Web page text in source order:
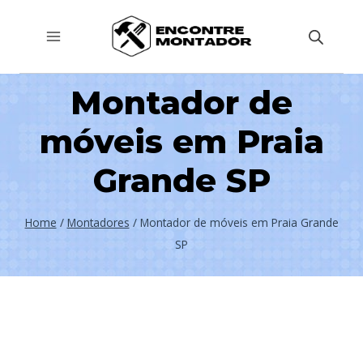
Montador de
móveis em Praia
Grande SP
Home / Montadores / Montador de móveis em Praia Grande
SP